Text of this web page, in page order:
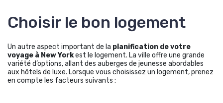
Choisir le bon logement
Un autre aspect important de la planification de votre
voyage à New Yorkest le logement. La ville offre une grande
variété d’options, allant des auberges de jeunesse abordables
aux hôtels de luxe. Lorsque vous choisissez un logement, prenez
en compte les facteurs suivants :